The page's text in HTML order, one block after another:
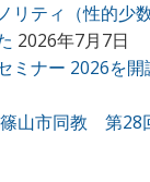
リティ（性的少
2026年7月7日
ミナー 2026を開
山市同教 第28